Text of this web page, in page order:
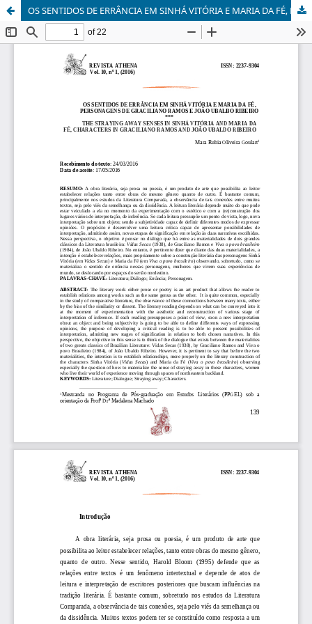
OS SENTIDOS DE ERRÂNCIA EM SINHÁ VITÓRIA E MARIA DA FÉ, PERSONAGENS DE GRACILIANO RAMOS E JOÃO UBALBO RIBEIRO/THE STRAYING AWAY SENSES IN SINHÁ VITÓRIA AND MARIA DA FÉ, CHARACTERS IN GRACILIANO RAMOS AND JOÃO UBALDO RIBEIRO